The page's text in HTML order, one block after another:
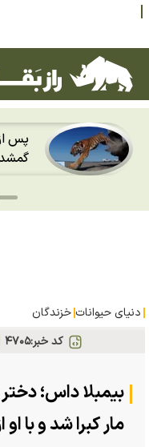
دنیای حیوانات خزندگان
کد خبر:۴۷۰۵
مار کبرا شد و با او